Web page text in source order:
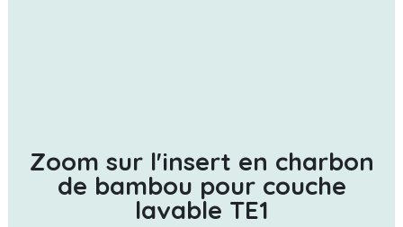
Zoom sur l'insert en charbon
de bambou pour couche
lavable TE1